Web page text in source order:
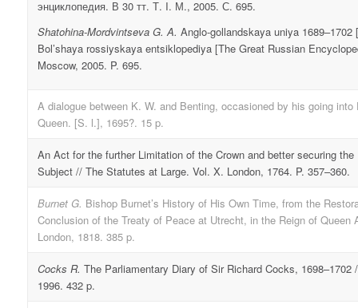
энциклопедия. В 30 тт. Т. I. М., 2005. С. 695.
Shatohina-Mordvintseva G. A. Anglo-gollandskaya uniya
Bol’shaya rossiyskaya entsiklopediya [The Great Russian
Moscow, 2005. P. 695.
A dialogue between K. W. and Benting, occasioned by his going
Queen. [S. l.], 1695?. 15 p.
An Act for the further Limitation of the Crown and better securing
Subject // The Statutes at Large. Vol. X. London, 1764. P. 357–360.
Burnet G. Bishop Burnet’s History of His Own Time, from the
Conclusion of the Treaty of Peace at Utrecht, in the Reign of Queen
London, 1818. 385 p.
Cocks R. The Parliamentary Diary of Sir Richard Cocks,
1996. 432 p.